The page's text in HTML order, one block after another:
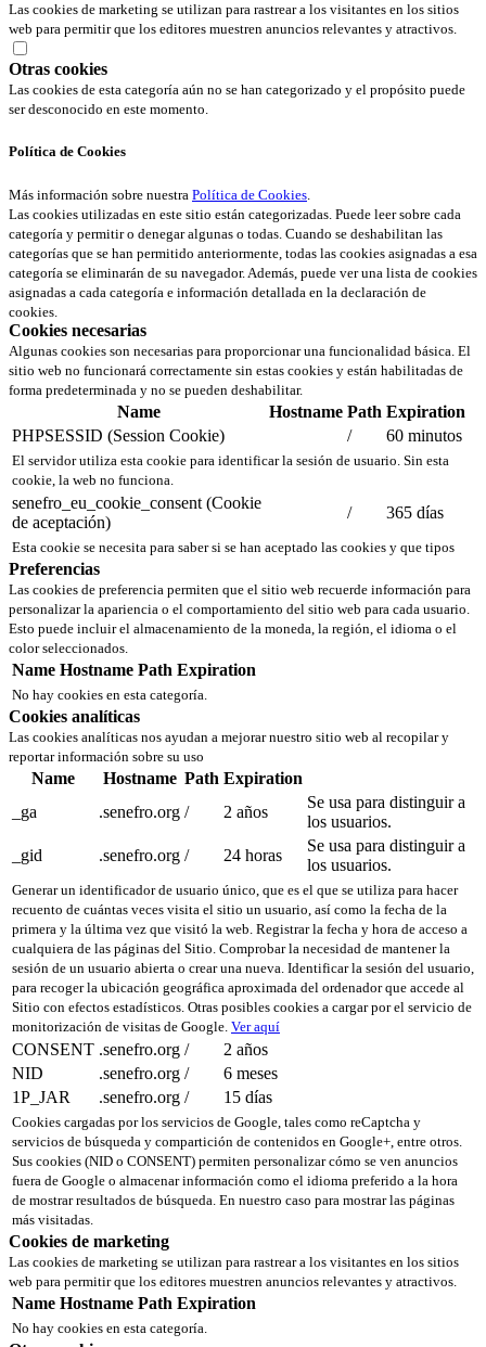
Las cookies de marketing se utilizan para rastrear a los visitantes en los sitios
web para permitir que los editores muestren anuncios relevantes y atractivos.
Otras cookies
Las cookies de esta categoría aún no se han categorizado y el propósito puede
ser desconocido en este momento.
Política de Cookies
Más información sobre nuestra Política de Cookies
Las cookies utilizadas en este sitio están categorizadas. Puede leer sobre cada
categoría y permitir o denegar algunas o todas. Cuando se deshabilitan las
categorías que se han permitido anteriormente, todas las cookies asignadas a esa
categoría se eliminarán de su navegador. Además, puede ver una lista de cookies
asignadas a cada categoría e información detallada en la declaración de
cookies.
Cookies necesarias
Algunas cookies son necesarias para proporcionar una funcionalidad básica. El
sitio web no funcionará correctamente sin estas cookies y están habilitadas de
forma predeterminada y no se pueden deshabilitar.
Name Hostname Path Expiration
PHPSESSID (Session Cookie)
/ 60 minutos
El servidor utiliza esta cookie para identificar la sesión de usuario. Sin esta
cookie, la web no funciona.
senefro_eu_cookie_consent (Cookie
de aceptación)
/ 365 días
Esta cookie se necesita para saber si se han aceptado las cookies y que tipos
Preferencias
Las cookies de preferencia permiten que el sitio web recuerde información para
personalizar la apariencia o el comportamiento del sitio web para cada usuario.
Esto puede incluir el almacenamiento de la moneda, la región, el idioma o el
color seleccionados.
Name Hostname Path Expiration
No hay cookies en esta categoría.
Cookies analíticas
Las cookies analíticas nos ayudan a mejorar nuestro sitio web al recopilar y
reportar información sobre su uso
Name Hostname Path Expiration
_ga
.senefro.org / 2 años
Se usa para distinguir a
los usuarios.
_gid
.senefro.org / 24 horas
Se usa para distinguir a
los usuarios.
Generar un identificador de usuario único, que es el que se utiliza para hacer
recuento de cuántas veces visita el sitio un usuario, así como la fecha de la
primera y la última vez que visitó la web. Registrar la fecha y hora de acceso a
cualquiera de las páginas del Sitio. Comprobar la necesidad de mantener la
sesión de un usuario abierta o crear una nueva. Identificar la sesión del usuario,
para recoger la ubicación geográfica aproximada del ordenador que accede al
Sitio con efectos estadísticos. Otras posibles cookies a cargar por el servicio de
monitorización de visitas de Google. Ver aquí
CONSENT .senefro.org /
2 años
NID
.senefro.org /
6 meses
1P_JAR
.senefro.org / 15 días
Cookies cargadas por los servicios de Google, tales como reCaptcha y
servicios de búsqueda y compartición de contenidos en Google+, entre otros.
Sus cookies (NID o CONSENT) permiten personalizar cómo se ven anuncios
fuera de Google o almacenar información como el idioma preferido a la hora
de mostrar resultados de búsqueda. En nuestro caso para mostrar las páginas
más visitadas.
Cookies de marketing
Las cookies de marketing se utilizan para rastrear a los visitantes en los sitios
web para permitir que los editores muestren anuncios relevantes y atractivos.
Name Hostname Path Expiration
No hay cookies en esta categoría.